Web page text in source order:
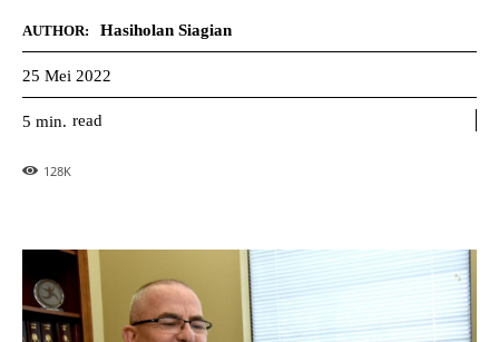
AUTHOR: Hasiholan Siagian
25 Mei 2022
5 min. read
128K